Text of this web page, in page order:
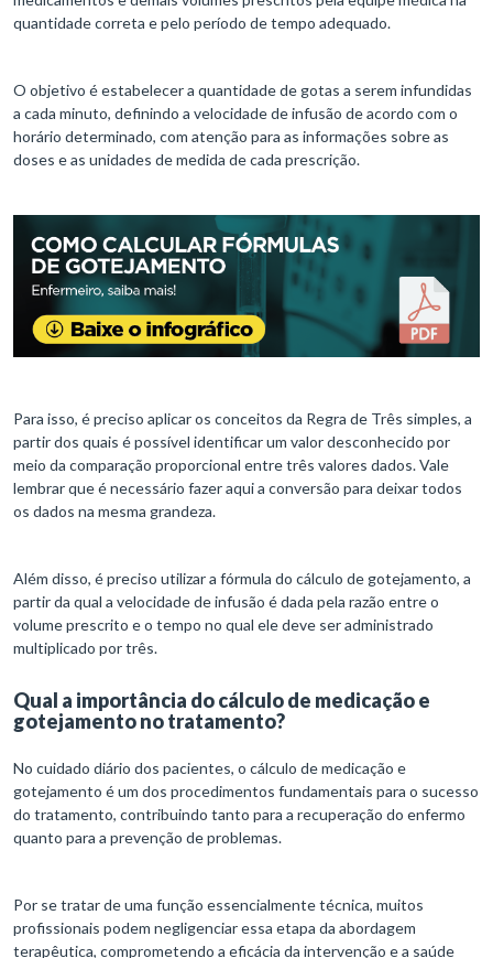
quantidade correta e pelo período de tempo adequado.
O objetivo é estabelecer a quantidade de gotas a serem infundidas
a cada minuto, definindo a velocidade de infusão de acordo com o
horário determinado, com atenção para as informações sobre as
doses e as unidades de medida de cada prescrição.
Para isso, é preciso aplicar os conceitos da Regra de Três simples, a
partir dos quais é possível identificar um valor desconhecido por
meio da comparação proporcional entre três valores dados. Vale
lembrar que é necessário fazer aqui a conversão para deixar todos
os dados na mesma grandeza.
Além disso, é preciso utilizar a fórmula do cálculo de gotejamento, a
partir da qual a velocidade de infusão é dada pela razão entre o
volume prescrito e o tempo no qual ele deve ser administrado
multiplicado por três.
Qual a importância do cálculo de medicação e
gotejamento no tratamento?
No cuidado diário dos pacientes, o cálculo de medicação e
gotejamento é um dos procedimentos fundamentais para o sucesso
do tratamento, contribuindo tanto para a recuperação do enfermo
quanto para a prevenção de problemas.
Por se tratar de uma função essencialmente técnica, muitos
profissionais podem negligenciar essa etapa da abordagem
terapêutica, comprometendo a eficácia da intervenção e a saúde